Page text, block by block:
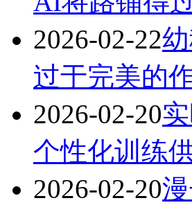
2026-02-22
过于完美的
2026-02-20
个性化训练
2026-02-20